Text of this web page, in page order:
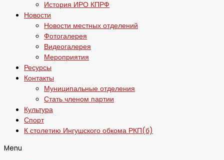
История ИРО КПРФ
Новости
Новости местных отделений
Фотогалерея
Видеогалерея
Мероприятия
Ресурсы
Контакты
Муниципальные отделения
Стать членом партии
Культура
Спорт
К столетию Ингушского обкома РКП(б)
Menu